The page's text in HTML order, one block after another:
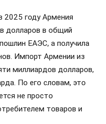
2025 году Армения
долларов в общий
ЕАЭС, а получила
Импорт Армении из
миллиардов долларов,
По его словам, это
не просто
товаров и